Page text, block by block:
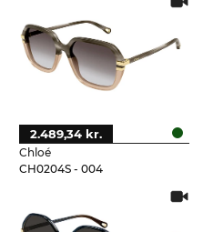
Chloé
CH0204S - 004
2.489,34 kr.